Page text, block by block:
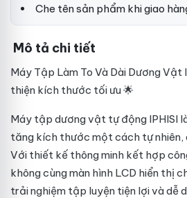
Che tên sản phẩm khi giao
Mô tả chi tiết
Máy Tập Làm To Và Dài Dương Vật
thiện kích thước tối ưu 🌟
Máy tập dương vật tự động IPHISI
tăng kích thước một cách tự nhiên,
Với thiết kế thông minh kết hợp
không cùng màn hình LCD hiển thị
trải nghiệm tập luyện tiện lợi và dễ